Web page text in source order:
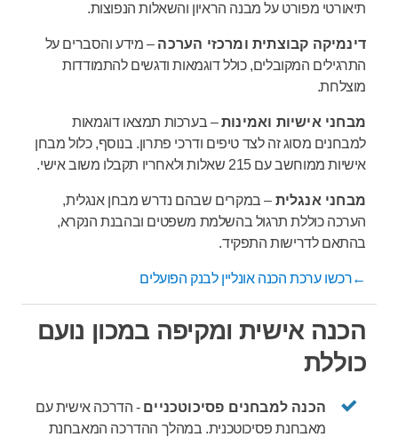
תיאורטי מפורט על מבנה הראיון והשאלות הנפוצות.
דינמיקה קבוצתית ומרכזי הערכה – מידע והסברים על
התרגילים המקובלים, כולל דוגמאות ודגשים להתמודדות
מוצלחת.
מבחני אישיות ואמינות– בערכות תמצאו דוגמאות
למבחנים מסוג זה לצד טיפים ודרכי פתרון. בנוסף, כלול מבחן
אישיות ממוחשב עם 215 שאלות ולאחריו תקבלו משוב אישי.
מבחני אנגלית – במקרים שבהם נדרש מבחן אנגלית,
הערכה כוללת תרגול בהשלמת משפטים ובהבנת הנקרא,
בהתאם לדרישות התפקיד.
←רכשו ערכת הכנה אונליין לבנק הפועלים
הכנה אישית ומקיפה במכון נועם
כוללת
הכנה למבחנים פסיכוטכניים - הדרכה אישית עם
מאבחנת פסיכוטכנית. במהלך ההדרכה המאבחנת